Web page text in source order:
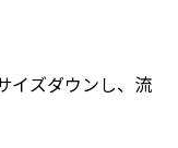
イズダウンし、流